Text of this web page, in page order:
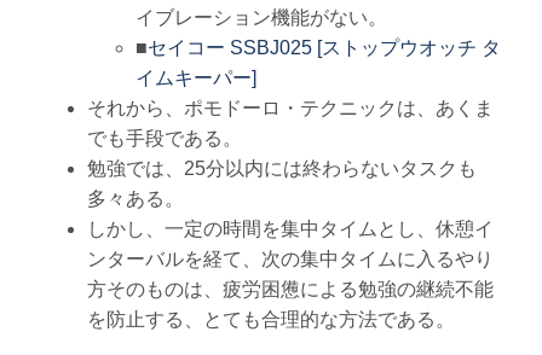
イブレーション機能がない。
■セイコー SSBJ025 [ストップウオッチ タ
イムキーパー]
それから、ポモドーロ・テクニックは、あくま
でも手段である。
勉強では、25分以内には終わらないタスクも
多々ある。
しかし、一定の時間を集中タイムとし、休憩イ
ンターバルを経て、次の集中タイムに入るやり
方そのものは、疲労困憊による勉強の継続不能
を防止する、とても合理的な方法である。